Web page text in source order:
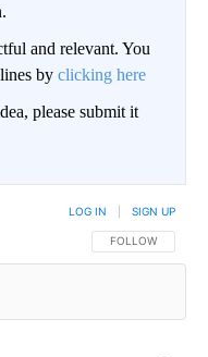
and relevant. You
by clicking here
please submit it
FOLLOW THIS
FOLLOW
LOG IN SIGN UP